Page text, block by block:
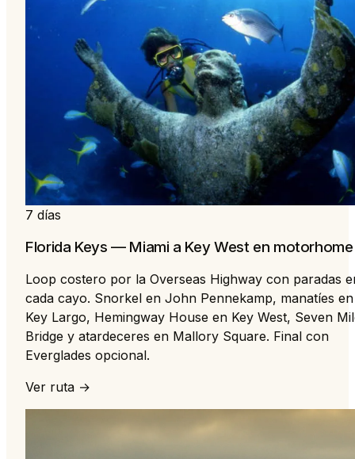
7 días
Florida Keys — Miami a Key West en motorhome
Loop costero por la Overseas Highway con paradas
cada cayo. Snorkel en John Pennekamp, manatíes en
Key Largo, Hemingway House en Key West, Seven
Bridge y atardeceres en Mallory Square. Final con
Everglades opcional.
Ver ruta →